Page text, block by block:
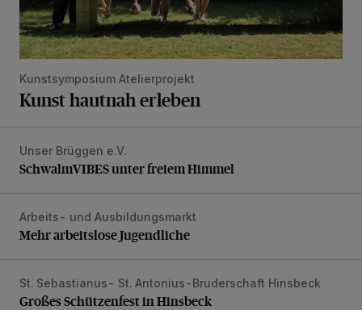
Kunstsymposium Atelierprojekt
Kunst hautnah erleben
SchwalmVIBES unter freiem Himmel
Unser Brüggen e.V.
SchwalmVIBES unter freiem Himmel
Mehr arbeitslose Jugendliche
Arbeits- und Ausbildungsmarkt
Mehr arbeitslose Jugendliche
Großes Schützenfest in Hinsbeck
St. Sebastianus- St. Antonius-Bruderschaft Hinsbeck
Großes Schützenfest in Hinsbeck